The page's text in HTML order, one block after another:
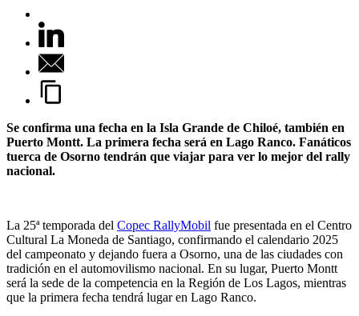
Se confirma una fecha en la Isla Grande de Chiloé, también en
Puerto Montt. La primera fecha será en Lago Ranco. Fanáticos
tuerca de Osorno tendrán que viajar para ver lo mejor del rally
nacional.
La 25ª temporada del Copec RallyMobil fue presentada en el Centro
Cultural La Moneda de Santiago, confirmando el calendario 2025
del campeonato y dejando fuera a Osorno, una de las ciudades con
tradición en el automovilismo nacional. En su lugar, Puerto Montt
será la sede de la competencia en la Región de Los Lagos, mientras
que la primera fecha tendrá lugar en Lago Ranco.